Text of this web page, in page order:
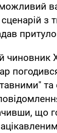
з
та
що